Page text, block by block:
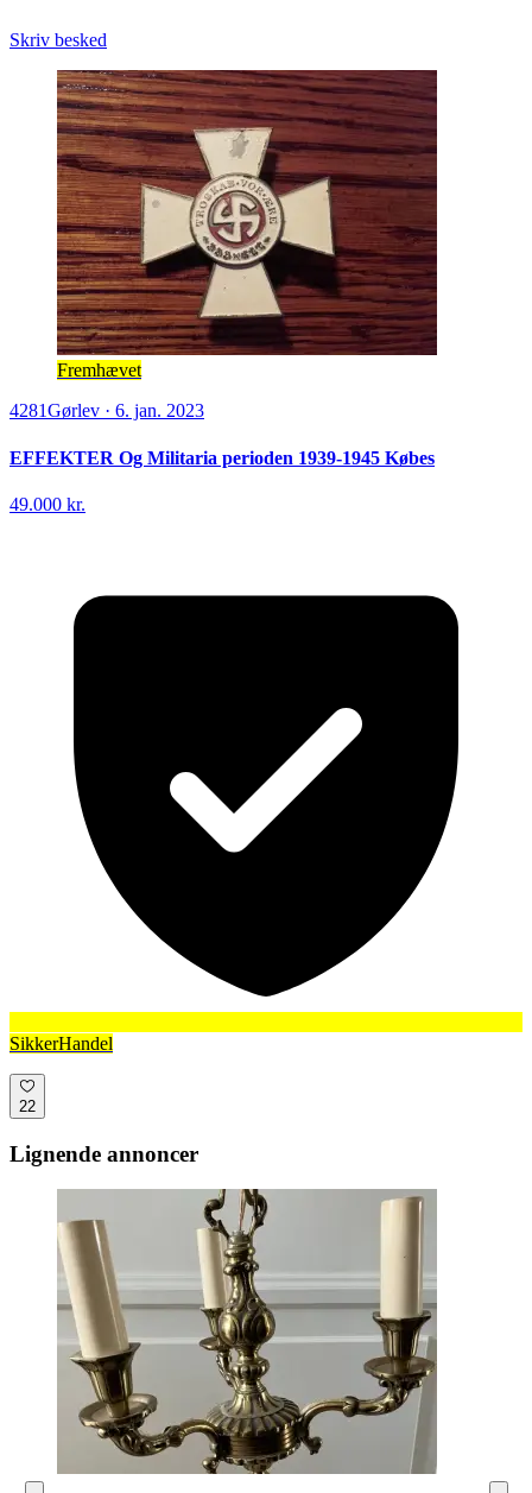
Skriv besked
Fremhævet
4281Gørlev · 6. jan. 2023
EFFEKTER Og Militaria perioden 1939-1945 Købes
49.000 kr.
SikkerHandel
22
Lignende annoncer